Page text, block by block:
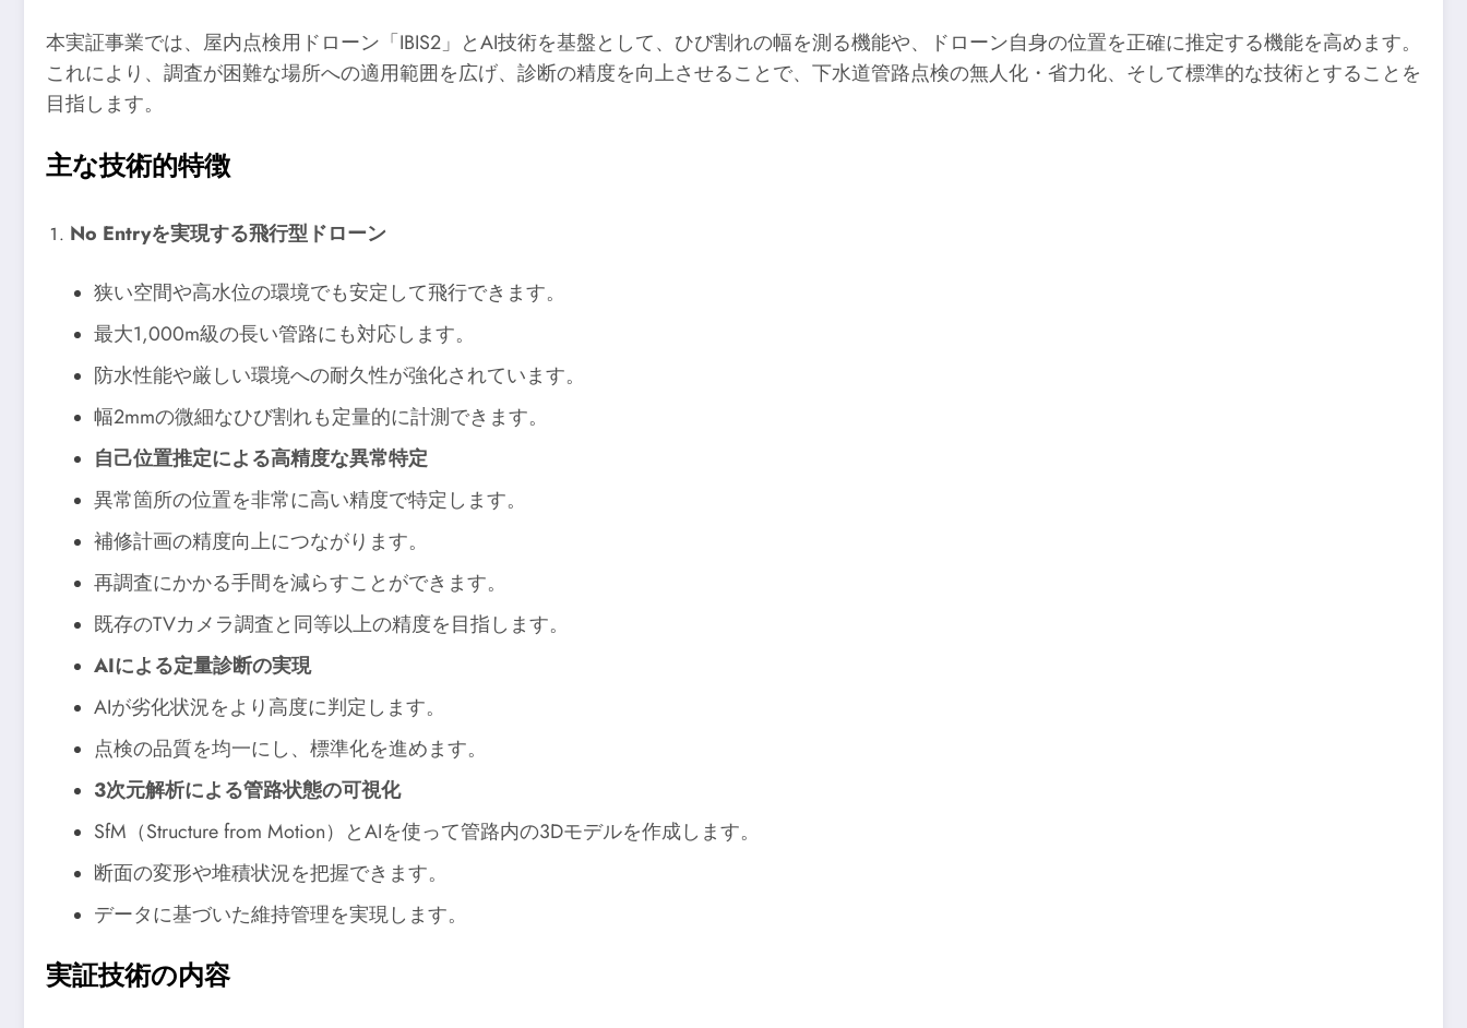
本実証事業では、屋内点検用ドローン「IBIS2」とAI技術を基盤として、ひび割れの幅を測る機能や、ドローン自身の位置を正確に推定する機能を高めます。
これにより、調査が困難な場所への適用範囲を広げ、診断の精度を向上させることで、下水道管路点検の無人化・省力化、そして標準的な技術とすることを
目指します。
主な技術的特徴
No Entryを実現する飛行型ドローン
狭い空間や高水位の環境でも安定して飛行できます。
最大1,000m級の長い管路にも対応します。
防水性能や厳しい環境への耐久性が強化されています。
幅2mmの微細なひび割れも定量的に計測できます。
自己位置推定による高精度な異常特定
異常箇所の位置を非常に高い精度で特定します。
補修計画の精度向上につながります。
再調査にかかる手間を減らすことができます。
既存のTVカメラ調査と同等以上の精度を目指します。
AIによる定量診断の実現
AIが劣化状況をより高度に判定します。
点検の品質を均一にし、標準化を進めます。
3次元解析による管路状態の可視化
SfM（Structure from Motion）とAIを使って管路内の3Dモデルを作成します。
断面の変形や堆積状況を把握できます。
データに基づいた維持管理を実現します。
実証技術の内容